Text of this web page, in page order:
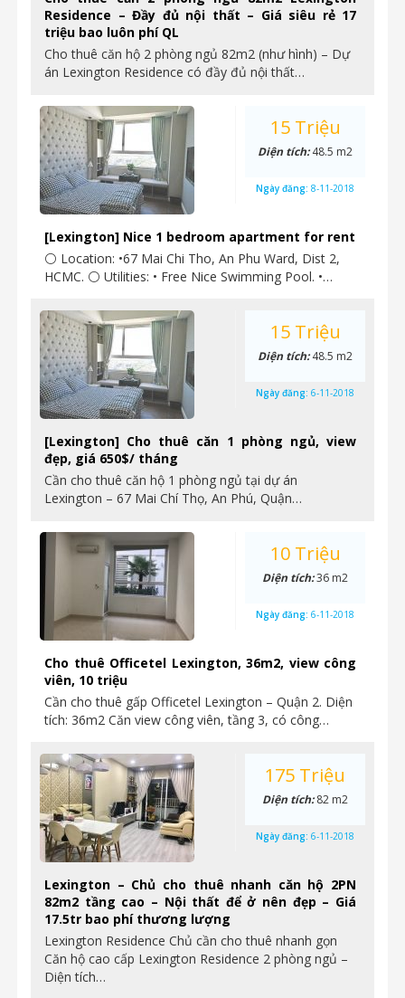
Residence – Đầy đủ nội thất – Giá siêu rẻ 17
triệu bao luôn phí QL
Cho thuê căn hộ 2 phòng ngủ 82m2 (như hình) – Dự
án Lexington Residence có đầy đủ nội thất…
[Lexington] Nice 1 bedroom apartment for rent
⚪ Location: •67 Mai Chi Tho, An Phu Ward, Dist 2,
HCMC. ⚪ Utilities: • Free Nice Swimming Pool. •…
15 Triệu
Diện tích:48.5 m2
Ngày đăng: 8-11-2018
[Lexington] Cho thuê căn 1 phòng ngủ, view
đẹp, giá 650$/ tháng
Cần cho thuê căn hộ 1 phòng ngủ tại dự án
Lexington – 67 Mai Chí Thọ, An Phú, Quận…
15 Triệu
Diện tích:48.5 m2
Ngày đăng: 6-11-2018
Cho thuê Officetel Lexington, 36m2, view công
viên, 10 triệu
Cần cho thuê gấp Officetel Lexington – Quận 2. Diện
tích: 36m2 Căn view công viên, tầng 3, có công…
10 Triệu
Diện tích:36 m2
Ngày đăng: 6-11-2018
Lexington – Chủ cho thuê nhanh căn hộ 2PN
82m2 tầng cao – Nội thất để ở nên đẹp – Giá
17.5tr bao phí thương lượng
Lexington Residence Chủ cần cho thuê nhanh gọn
Căn hộ cao cấp Lexington Residence 2 phòng ngủ –
Diện tích…
175 Triệu
Diện tích:82 m2
Ngày đăng: 6-11-2018